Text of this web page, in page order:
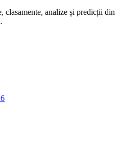
clasamente, analize și predicții din